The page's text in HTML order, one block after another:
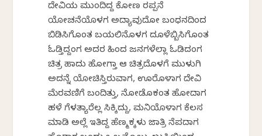
ದೇವಿಯ ಮುಂದಿದ್ದ ಕೋಣ ರಪ್ಪನೆ
ಯೋಚನೆಯೊಳಗ ಅದ್ಯಾವುದೋ ಬಂಧನದಿಂದ
ಬಿಡಿಸಿಗೊಂತ ಬಯಲಿನೊಳಗ ದೂಳೆಬ್ಬಿಸಿಗೊಂತ
ಓಡ್ತಿದ್ದಂಗ ಅದರ ಹಿಂದ ಜನಗಳೆಲ್ಲಾ ಓಡಿದಂಗ
ಚಿತ್ರ ಹಾದು ಹೋಗ್ತಾ ಆ ಚಿತ್ರದೊಳಗೆ ಮುಳುಗಿ
ಅದನ್ನೆ ಯೋಚಿಸ್ತಿರುವಾಗ, ಊರೊಳಾಗ ದೇವಿ
ಮೆರವಣಿಗೆ ಬಂದಿತ್ತು, ನೋಡೊಕಂತ ಹೋದಾಗ
ಹಳೆ ಗೆಳತ್ಯಾರೆಲ್ಲ ಸಿಕ್ಕಿದ್ದು, ಮನಿಯೊಳಾಗ ಕೆಲಸ
ಮಾಡಿ ಅಲ್ಲೆ ಇರ್ತಿದ್ದ ಹೆಣ್ಮಕ್ಕಳು ಜಾತ್ರಿ ನೆಪದಾಗ